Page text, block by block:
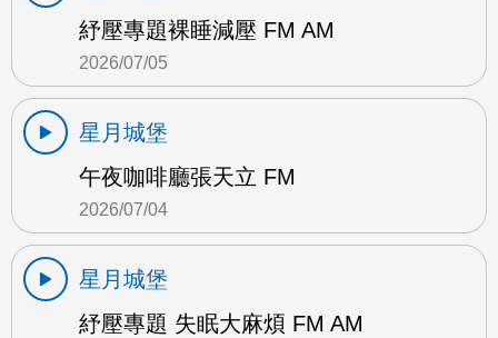
紓壓專題裸睡減壓 FM AM
2026/07/05
星月城堡
午夜咖啡廳張天立 FM
2026/07/04
星月城堡
紓壓專題 失眠大麻煩 FM AM